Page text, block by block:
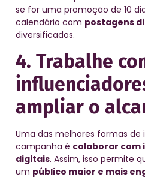
se for uma promoção de 10
calendário com postagens
diversificados.
4. Trabalhe
ampliar o
Uma das melhores formas de
campanha é colaborar com
digitais. Assim, isso permite
um público maior e mais